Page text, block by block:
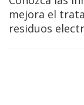
mejora el
residuos